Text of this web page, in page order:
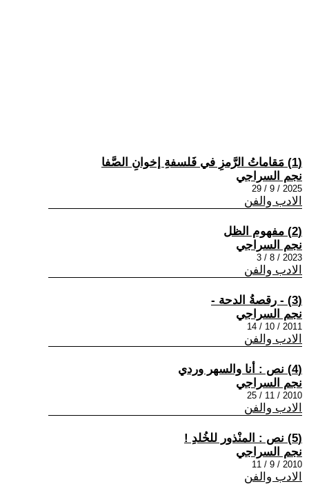
(1) مَقاماتُ الرَّمزِ في فَلسفةِ إخوانِ الصَّفا
نجم السراجي
2025 / 9 / 29
الادب والفن
(2) مفهوم الظل
نجم السراجي
2023 / 8 / 3
الادب والفن
(3) - رقصةُ الدحة -
نجم السراجي
2011 / 10 / 14
الادب والفن
(4) نص : أنا والسهر وردي
نجم السراجي
2010 / 11 / 25
الادب والفن
(5) نص : المنْذور للخُلدِ !
نجم السراجي
2010 / 9 / 11
الادب والفن